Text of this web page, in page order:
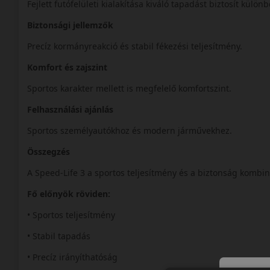
Fejlett futófelületi kialakítása kiváló tapadást biztosít
Biztonsági jellemzők
Precíz kormányreakció és stabil fékezési teljesítmény.
Komfort és zajszint
Sportos karakter mellett is megfelelő komfortszint.
Felhasználási ajánlás
Sportos személyautókhoz és modern járművekhez.
Összegzés
A Speed-Life 3 a sportos teljesítmény és a biztonság
Fő előnyök röviden:
• Sportos teljesítmény
• Stabil tapadás
• Precíz irányíthatóság